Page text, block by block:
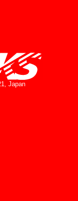
Japan